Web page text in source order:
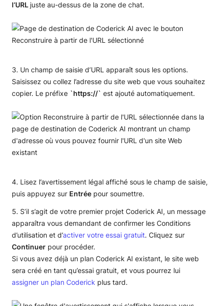
l’URL juste au-dessus de la zone de chat.
Un champ de saisie d’URL apparaît sous les options.
Saisissez ou collez l’adresse du site web que vous souhaitez
copier. Le préfixe `https://` est ajouté automatiquement.
Lisez l’avertissement légal affiché sous le champ de saisie,
puis appuyez sur Entrée pour soumettre.
S’il s’agit de votre premier projet Coderick AI, un message
apparaîtra vous demandant de confirmer les Conditions
d’utilisation et d’activer votre essai gratuit. Cliquez sur
Continuer pour procéder.
Si vous avez déjà un plan Coderick AI existant, le site web
sera créé en tant qu’essai gratuit, et vous pourrez lui
assigner un plan Coderick plus tard.